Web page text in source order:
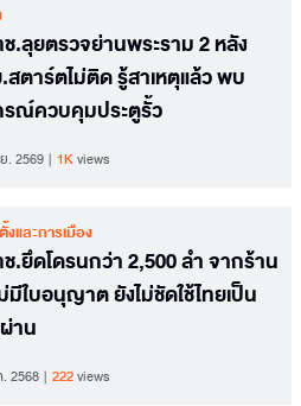
.ลุยตรวจย่านพระราม 2 หลัง
ตาร์ตไม่ติด รู้สาเหตุแล้ว พบ
ณ์ควบคุมประตูรั้ว
. 2569 1Kviews
งและการเมือง
.ยึดโดรนกว่า 2,500 ลำ จากร้าน
มีใบอนุญาต ยังไม่ชัดใช้ไทยเป็น
าน
2568 222views